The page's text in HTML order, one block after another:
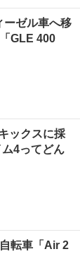
ーゼル車へ移
GLE 400
ックスに採
4ってどん
転車「Air 2